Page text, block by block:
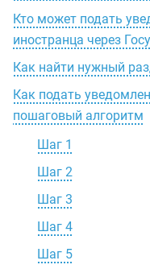
Кто может подать
иностранца через
Как найти нужный
Как подать
пошаговый алгоритм
Шаг 1
Шаг 2
Шаг 3
Шаг 4
Шаг 5